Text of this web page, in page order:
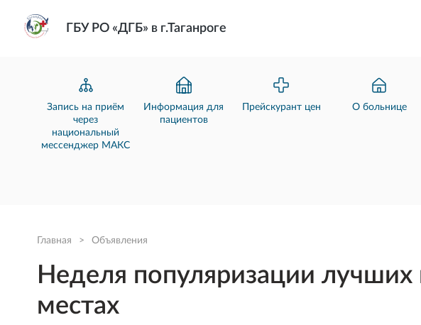
Запись на приём
через
национальный
мессенджер МАКС
Информация для
пациентов
Прейскурант цен О больнице
Главная > Объявления
Неделя популяризации лучших
местах
ГБУ РО «ДГБ» в г.Таганроге